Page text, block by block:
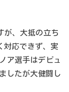
が、大抵の立ち
対応できず、実
ア選手はデビュ
したが大健闘し